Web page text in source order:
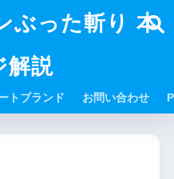
ぶった斬り 本
解説
トブランド お問い合わせ